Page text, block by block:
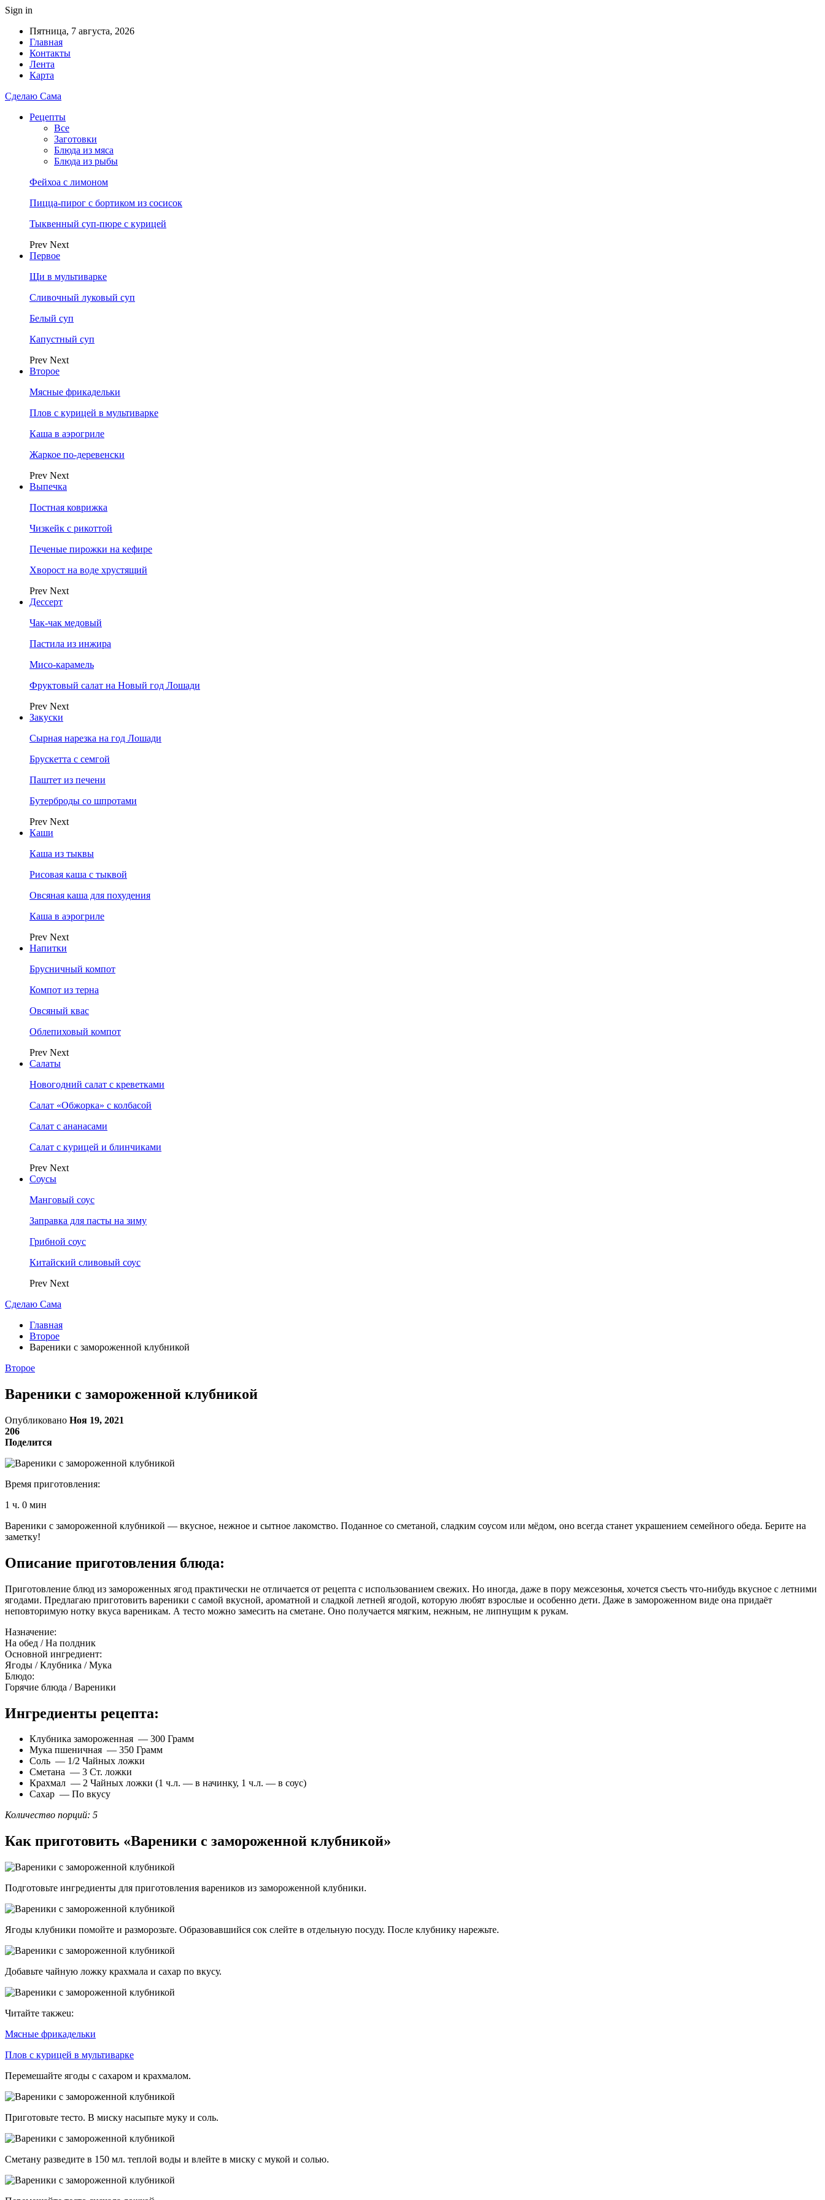
Sign in
Пятница, 7 августа, 2026
Главная
Контакты
Лента
Карта
Сделаю Сама
Рецепты
Все
Заготовки
Блюда из мяса
Блюда из рыбы
Фейхоа с лимоном
Пицца-пирог с бортиком из сосисок
Тыквенный суп-пюре с курицей
Prev Next
Первое
Щи в мультиварке
Сливочный луковый суп
Белый суп
Капустный суп
Prev Next
Второе
Мясные фрикадельки
Плов с курицей в мультиварке
Каша в аэрогриле
Жаркое по-деревенски
Prev Next
Выпечка
Постная коврижка
Чизкейк с рикоттой
Печеные пирожки на кефире
Хворост на воде хрустящий
Prev Next
Дессерт
Чак-чак медовый
Пастила из инжира
Мисо-карамель
Фруктовый салат на Новый год Лошади
Prev Next
Закуски
Сырная нарезка на год Лошади
Брускетта с семгой
Паштет из печени
Бутерброды со шпротами
Prev Next
Каши
Каша из тыквы
Рисовая каша с тыквой
Овсяная каша для похудения
Каша в аэрогриле
Prev Next
Напитки
Брусничный компот
Компот из терна
Овсяный квас
Облепиховый компот
Prev Next
Салаты
Новогодний салат с креветками
Салат «Обжорка» с колбасой
Салат с ананасами
Салат с курицей и блинчиками
Prev Next
Соусы
Манговый соус
Заправка для пасты на зиму
Грибной соус
Китайский сливовый соус
Prev Next
Сделаю Сама
Главная
Второе
Вареники с замороженной клубникой
Второе
Вареники с замороженной клубникой
Опубликовано Ноя 19, 2021
206
Поделится
Время приготовления:
1 ч. 0 мин
Вареники с замороженной клубникой — вкусное, нежное и сытное лакомство. Поданное со сметаной, сладким соусом или мёдом, оно всегда станет украшением семейного обеда. Берите на
заметку!
Описание приготовления блюда:
Приготовление блюд из замороженных ягод практически не отличается от рецепта с использованием свежих. Но иногда, даже в пору межсезонья, хочется съесть что-нибудь вкусное с летними
ягодами. Предлагаю приготовить вареники с самой вкусной, ароматной и сладкой летней ягодой, которую любят взрослые и особенно дети. Даже в замороженном виде она придаёт
неповторимую нотку вкуса вареникам. А тесто можно замесить на сметане. Оно получается мягким, нежным, не липнущим к рукам.
Назначение:
На обед / На полдник
Основной ингредиент:
Ягоды / Клубника / Мука
Блюдо:
Горячие блюда / Вареники
Ингредиенты рецепта:
Клубника замороженная — 300 Грамм
Мука пшеничная — 350 Грамм
Соль — 1/2 Чайных ложки
Сметана — 3 Ст. ложки
Крахмал — 2 Чайных ложки (1 ч.л. — в начинку, 1 ч.л. — в соус)
Сахар — По вкусу
Количество порций: 5
Как приготовить «Вареники с замороженной клубникой»
Подготовьте ингредиенты для приготовления вареников из замороженной клубники.
Ягоды клубники помойте и разморозьте. Образовавшийся сок слейте в отдельную посуду. После клубнику нарежьте.
Добавьте чайную ложку крахмала и сахар по вкусу.
Читайте такжеu:
Мясные фрикадельки
Плов с курицей в мультиварке
Перемешайте ягоды с сахаром и крахмалом.
Приготовьте тесто. В миску насыпьте муку и соль.
Сметану разведите в 150 мл. теплой воды и влейте в миску с мукой и солью.